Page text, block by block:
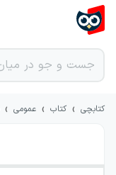
کتابچی › کتاب › عمومی ›